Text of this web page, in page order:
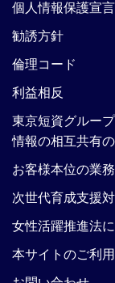
個人情報保護宣言
勧誘方針
倫理コード
利益相反
東京短資グルー
情報の相互共有
お客様本位の業
次世代育成支援
女性活躍推進法
本サイトのご利